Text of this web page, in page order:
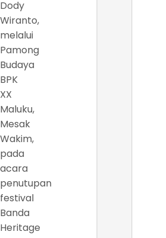
Dody
Wiranto,
melalui
Pamong
Budaya
BPK
XX
Maluku,
Mesak
Wakim,
pada
acara
penutupan
festival
Banda
Heritage